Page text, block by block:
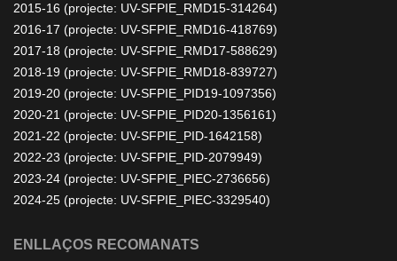
2015-16 (projecte: UV-SFPIE_RMD15-314264)
2016-17 (projecte: UV-SFPIE_RMD16-418769)
2017-18 (projecte: UV-SFPIE_RMD17-588629)
2018-19 (projecte: UV-SFPIE_RMD18-839727)
2019-20 (projecte: UV-SFPIE_PID19-1097356)
2020-21 (projecte: UV-SFPIE_PID20-1356161)
2021-22 (projecte: UV-SFPIE_PID-1642158)
2022-23 (projecte: UV-SFPIE_PID-2079949)
2023-24 (projecte: UV-SFPIE_PIEC-2736656)
2024-25 (projecte: UV-SFPIE_PIEC-3329540)
ENLLAÇOS RECOMANATS